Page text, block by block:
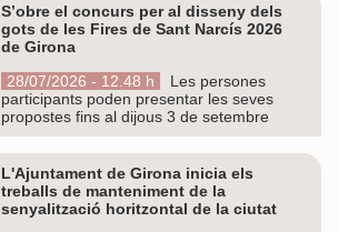
S’obre el concurs per al disseny dels
gots de les Fires de Sant Narcís 2026
de Girona
28/07/2026 - 12.48 h
Les persones
participants poden presentar les seves
propostes fins al dijous 3 de setembre
L'Ajuntament de Girona inicia els
treballs de manteniment de la
senyalització horitzontal de la ciutat